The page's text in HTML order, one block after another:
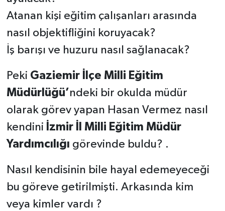
Atanan kişi eğitim çalışanları arasında
nasıl objektifliğini koruyacak?
İş barışı ve huzuru nasıl sağlanacak?
Peki Gaziemir İlçe Milli Eğitim
Müdürlüğü’ndeki bir okulda müdür
olarak görev yapan Hasan Vermez nasıl
kendini İzmir İl Milli Eğitim Müdür
Yardımcılığı görevinde buldu? .
Nasıl kendisinin bile hayal edemeyeceği
bu göreve getirilmişti. Arkasında kim
veya kimler vardı ?